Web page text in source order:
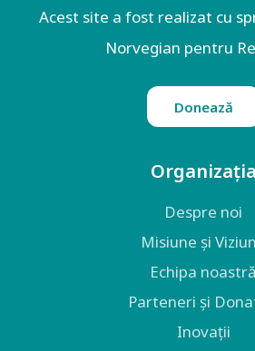
Acest site a fost realizat cu
Norvegian pentru
Donează
Organizația
Despre noi
Misiune și
Echipa noastră
Parteneri și
Inovații